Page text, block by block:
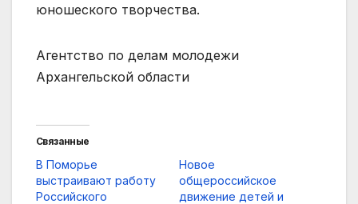
юношеского творчества.
Агентство по делам молодежи
Архангельской области
Связанные
В Поморье
выстраивают работу
Российского
Новое
общероссийское
движение детей и